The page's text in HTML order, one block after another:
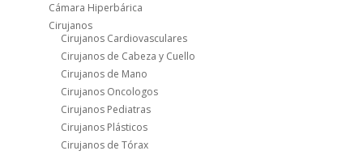
Cámara Hiperbárica
Cirujanos
Cirujanos Cardiovasculares
Cirujanos de Cabeza y Cuello
Cirujanos de Mano
Cirujanos Oncologos
Cirujanos Pediatras
Cirujanos Plásticos
Cirujanos de Tórax